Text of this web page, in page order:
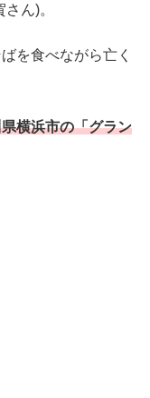
ん)。
を食べながら亡く
横浜市の「グラン